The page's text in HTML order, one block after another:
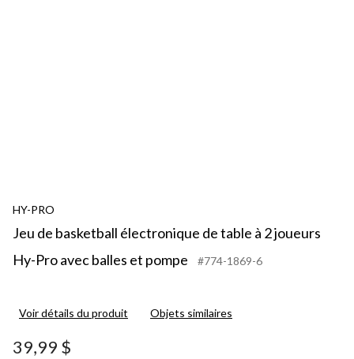
HY-PRO
Jeu de basketball électronique de table à 2 joueurs
Hy-Pro avec balles et pompe
#774-1869-6
Voir détails du produit Objets similaires
39,99 $